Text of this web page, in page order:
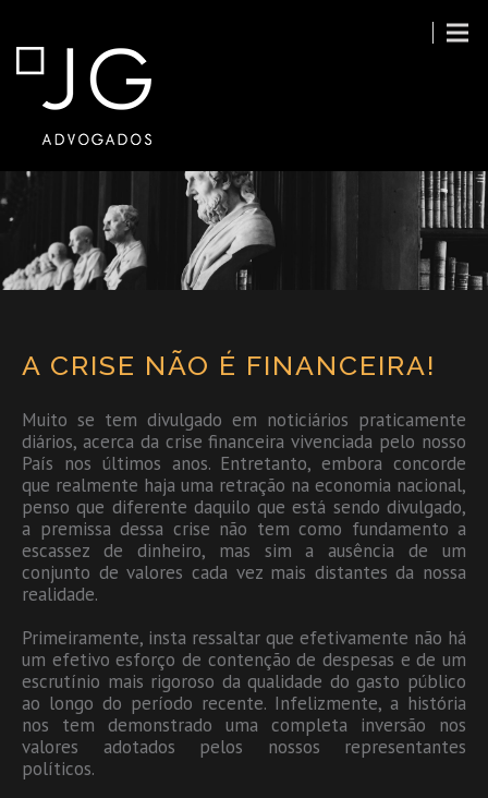
A CRISE NÃO É FINANCEIRA!
Muito se tem divulgado em noticiários praticamente
diários, acerca da crise financeira vivenciada pelo nosso
País nos últimos anos. Entretanto, embora concorde
que realmente haja uma retração na economia nacional,
penso que diferente daquilo que está sendo divulgado,
a premissa dessa crise não tem como fundamento a
escassez de dinheiro, mas sim a ausência de um
conjunto de valores cada vez mais distantes da nossa
realidade.
Primeiramente, insta ressaltar que efetivamente não há
um efetivo esforço de contenção de despesas e de um
escrutínio mais rigoroso da qualidade do gasto público
ao longo do período recente. Infelizmente, a história
nos tem demonstrado uma completa inversão nos
valores adotados pelos nossos representantes
políticos.